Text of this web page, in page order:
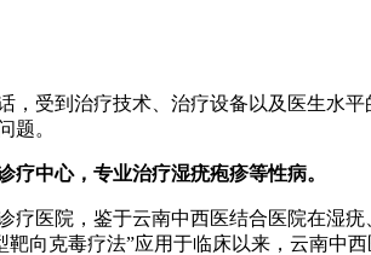
，受到治疗技术、治疗设备以及医生水
题。
中心，专业治疗湿疣疱疹等性病。
疗医院，鉴于云南中西医结合医院在湿
向克毒疗法”应用于临床以来，云南中